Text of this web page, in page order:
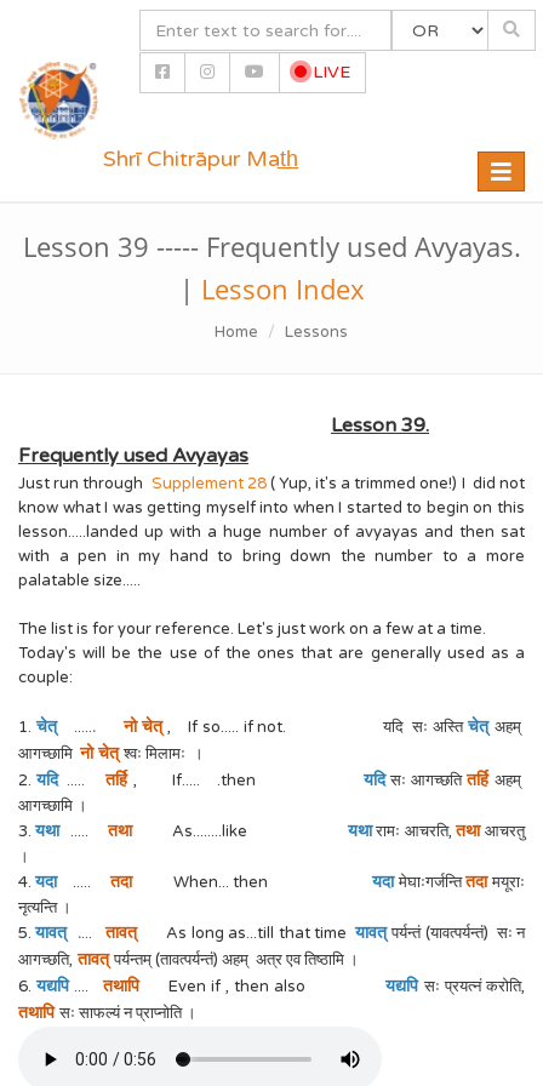
LIVE
Toggle
Shrī Chitrāpur Mat̲h̲
Lesson 39 ----- Frequently used Avyayas.
| Lesson Index
Home Lessons
Lesson 39.
Frequently used Avyayas
Just run through Supplement 28( Yup, it's a trimmed one!) I did not
know what I was getting myself into when I started to begin on this
lesson.....landed up with a huge number of avyayas and then sat
with a pen in my hand to bring down the number to a more
palatable size.....
The list is for your reference. Let's just work on a few at a time.
Today's will be the use of the ones that are generally used as a
couple:
1.चेत् ...... नो चेत्, If so..... if not. यदि सः अस्चेत्अहम्
आगच्छामिनो चेत्श्वः मिलामः ।
2.यदि.....तर्हि, If..... .thenयदिसः आगच्छतितर्हिअहम्
आगच्छामि ।
3.यथा .....तथा As........likeयथारामः आचरति,तथाआचरतु
।
4.यदा .....तदा When... then यदामेघाःगर्जन्तितदामयूराः
नृत्यन्ति ।
5.यावत् ....तावत् As long as...till that timeयावत्पर्यन्तं (यावत्पर्यन्तं) सः न
आगच्छति, तावत्पर्यन्तम् (तावत्पर्यन्तं) अहम् अत्र एव तिष्ठामि ।
6.यद्यपि ....तथापि Even if , then alsoयद्यपिसः प्रयत्नं करोति,
तथापिसः साफल्यं न प्राप्नोति ।